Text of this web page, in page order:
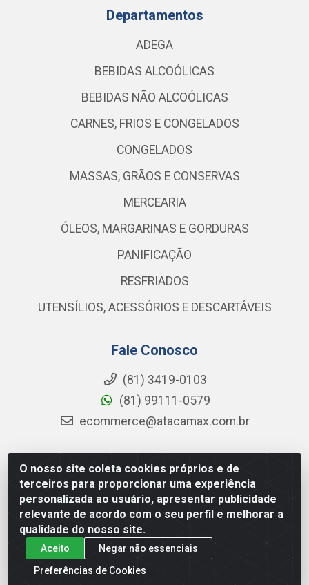
O nosso site coleta cookies próprios e de
terceiros para proporcionar uma experiência
personalizada ao usuário, apresentar publicidade
relevante de acordo com o seu perfil e melhorar a
qualidade do nosso site.
Aceito
Negar não essenciais
Preferências de Cookies
Departamentos
ADEGA
BEBIDAS ALCOÓLICAS
BEBIDAS NÃO ALCOÓLICAS
CARNES, FRIOS E CONGELADOS
CONGELADOS
MASSAS, GRÃOS E CONSERVAS
MERCEARIA
ÓLEOS, MARGARINAS E GORDURAS
PANIFICAÇÃO
RESFRIADOS
UTENSÍLIOS, ACESSÓRIOS E DESCARTÁVEIS
Fale Conosco
(81) 3419-0103
(81) 99111-0579
ecommerce@atacamax.com.br
Atacamax Importadora de Alimentos LTDA - RODOVIA BR-
101 - SUL, KM 79,60 GP E GALPAO:D - Muribeca, Jaboatão dos
Guararapes - PE, 54355-010 - CNPJ 08.305.623/0001-84